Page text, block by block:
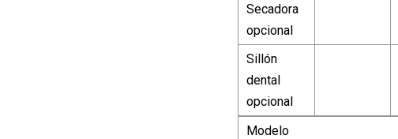
Secadora
opcional
Sillón
dental
opcional
Modelo